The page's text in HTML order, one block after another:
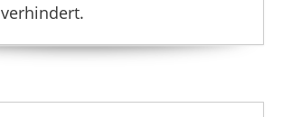
verhindert.